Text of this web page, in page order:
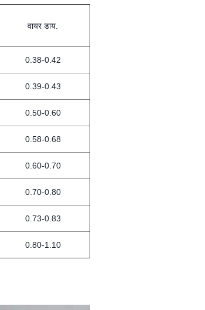
वायर डाय.
0.38-0.42
0.39-0.43
0.50-0.60
0.58-0.68
0.60-0.70
0.70-0.80
0.73-0.83
0.80-1.10